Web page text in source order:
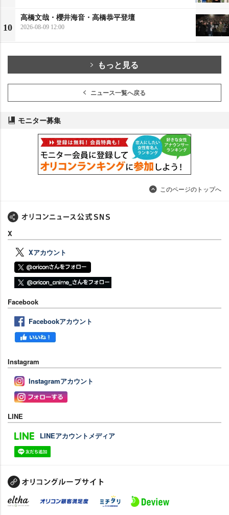
10
高橋文哉・櫻井海音・高橋恭平登壇
2026-08-09 12:00
もっと見る
ニュース一覧へ戻る
モニター募集
このページのトップへ
X
Xアカウント
Facebook
Facebookアカウント
Instagram
Instagramアカウント
LINE
LINEアカウントメディア